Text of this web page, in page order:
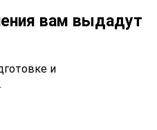
вам выдадут
и